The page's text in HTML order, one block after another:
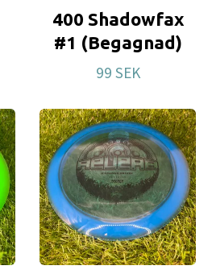
400 Shadowfax
#1 (Begagnad)
99 SEK